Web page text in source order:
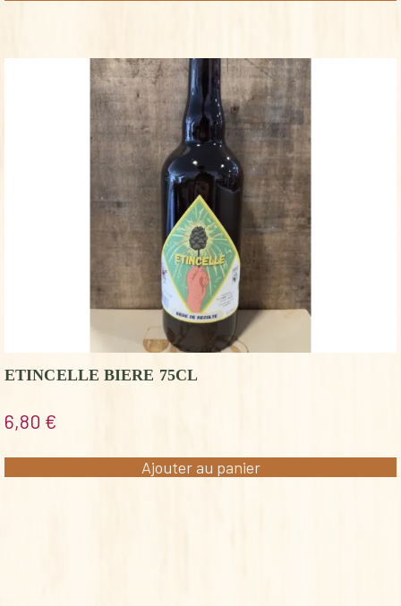
ETINCELLE BIERE 75CL
6,80 €
Ajouter au panier